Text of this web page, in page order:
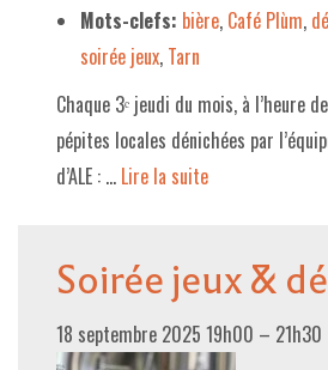
LA CARTE
LA LIBRAIRIE
UNE LIBRAIRIE INDÉPENDANTE
LES EXPOSITIONS
INFOS & ACCESSIBILITÉ
Mots-clefs: bière, Café Plùm,
soirée jeux, Tarn
Chaque 3ᵉ jeudi du mois, à l’heure
pépites locales dénichées par
d’ALE : … Lire la suite­­
Soirée jeux &
18 septembre 2025 19h00 – 21h30